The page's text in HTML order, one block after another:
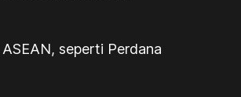
seperti Perdana